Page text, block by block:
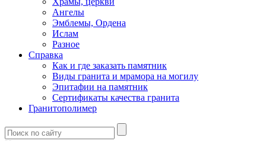
Ангелы
Эмблемы, Ордена
Ислам
Разное
Справка
Как и где заказать памятник
Виды гранита и мрамора на могилу
Эпитафии на памятник
Сертификаты качества гранита
Гранитополимер